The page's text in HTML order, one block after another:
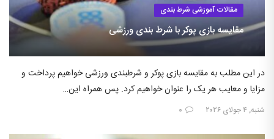
مقالات آموزشی شرط بندی
مقایسه بازی پوکر با شرط بندی ورزشی
در این مطلب به مقایسه بازی پوکر و شرطبندی ورزشی خواهیم پرداخت و
مزایا و معایب هر یک را عنوان خواهیم کرد. پس همراه این…
شنبه, ۴ جولای ۲۰۲۶ ۰